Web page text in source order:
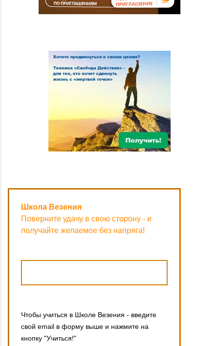
Школа Везения
Поверните удачу в свою сторону - и
получайте желаемое без напряга!
Чтобы учиться в Школе Везения - введите
свой email в форму выше и нажмите на
кнопку "Учиться!"